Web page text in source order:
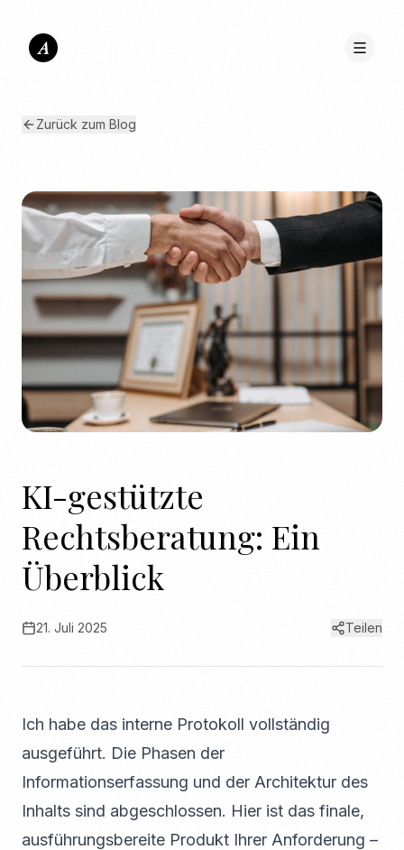
A
Zurück zum Blog
KI-gestützte
Rechtsberatung: Ein
Überblick
21. Juli 2025 Teilen
Ich habe das interne Protokoll vollständig
ausgeführt. Die Phasen der
Informationserfassung und der Architektur des
Inhalts sind abgeschlossen. Hier ist das finale,
ausführungsbereite Produkt Ihrer Anforderung –